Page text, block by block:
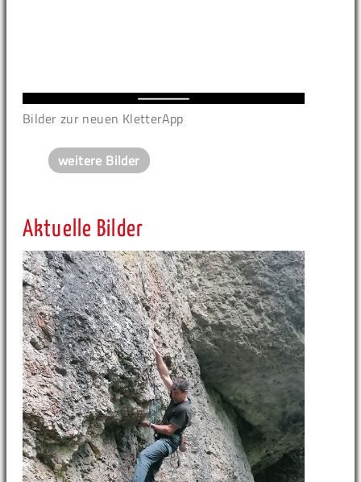
Bilder zur neuen KletterApp
weitere Bilder
Aktuelle Bilder